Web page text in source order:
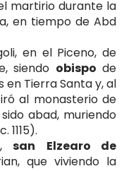
martirio durante la
en tiempo de Abd
en el Piceno, de
siendo obispo de
en Tierra Santa y, al
al monasterio de
abad, muriendo
san
Elzearo de
que viviendo la